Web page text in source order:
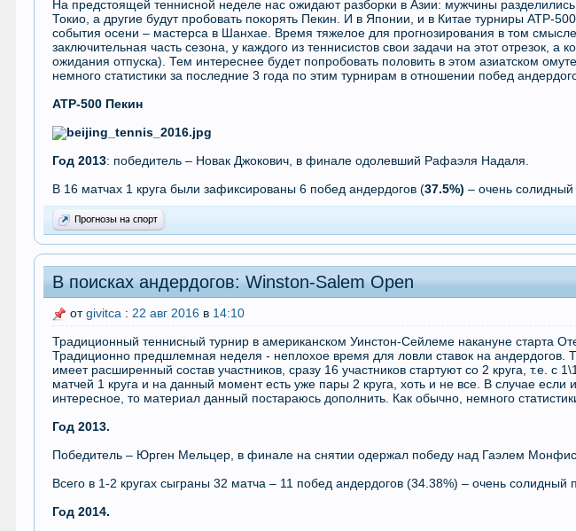
На предстоящей теннисной неделе нас ожидают разборки в Азии: мужчины
Токио, а другие будут пробовать покорять Пекин. И в Японии, и в Китае турниры АТР-500
события осени – мастерса в Шанхае. Время тяжелое для прогнозирования в том
заключительная часть сезона, у каждого из теннисистов свои задачи на этот отрезок, а
ожидания отпуска). Тем интереснее будет попробовать половить в этом азиатском
немного статистики за последние 3 года по этим турнирам в отношении побед
АТР-500 Пекин
Год 2013: победитель – Новак Джокович, в финале одолевший Рафаэля Надаля.
В 16 матчах 1 круга были зафиксированы 6 побед андердогов (37.5%) – очень
Прогнозы на спорт
В поисках андердогов: Winston-Salem Open
отgivitca :22 авг 2016 в 14:10
Традиционный теннисный турнир в американском Уинстон-Сейлеме накануне старта
Традиционно предшлемная неделя - неплохое время для ловли ставок на андердогов.
имеет расширенный состав участников, сразу 16 участников стартуют со 2 круга, т.е.
матчей 1 круга и на данный момент есть уже пары 2 круга, хоть и не все. В случае если
интересное, то материал данный постараюсь дополнить. Как обычно, немного
Год 2013.
Победитель – Юрген Мельцер, в финале на снятии одержал победу над Гаэлем
Всего в 1-2 кругах сыграны 32 матча – 11 побед андердогов (34.38%) – очень солидный
Год 2014.